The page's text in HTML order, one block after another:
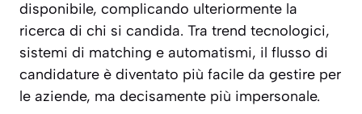
disponibile, complicando ulteriormente la
ricerca di chi si candida. Tra trend tecnologici,
sistemi di matching e automatismi, il flusso di
candidature è diventato più facile da gestire per
le aziende, ma decisamente più impersonale.